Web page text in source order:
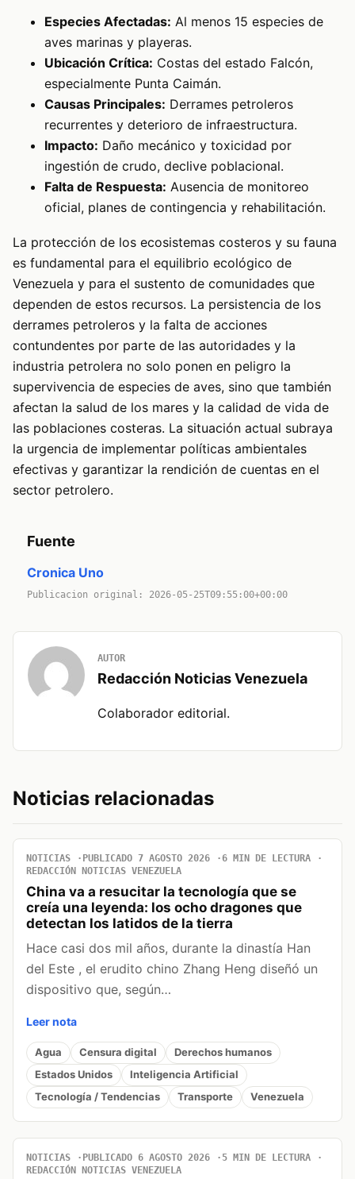
Especies Afectadas: Al menos 15 especies de
aves marinas y playeras.
Ubicación Crítica: Costas del estado Falcón,
especialmente Punta Caimán.
Causas Principales: Derrames petroleros
recurrentes y deterioro de infraestructura.
Impacto: Daño mecánico y toxicidad por
ingestión de crudo, declive poblacional.
Falta de Respuesta: Ausencia de monitoreo
oficial, planes de contingencia y rehabilitación.
La protección de los ecosistemas costeros y su fauna
es fundamental para el equilibrio ecológico de
Venezuela y para el sustento de comunidades que
dependen de estos recursos. La persistencia de los
derrames petroleros y la falta de acciones
contundentes por parte de las autoridades y la
industria petrolera no solo ponen en peligro la
supervivencia de especies de aves, sino que también
afectan la salud de los mares y la calidad de vida de
las poblaciones costeras. La situación actual subraya
la urgencia de implementar políticas ambientales
efectivas y garantizar la rendición de cuentas en el
sector petrolero.
Fuente
Cronica Uno
Publicacion original: 2026-05-25T09:55:00+00:00
AUTOR
Redacción Noticias Venezuela
Colaborador editorial.
Noticias relacionadas
NOTICIAS PUBLICADO 7 AGOSTO 2026
6 MIN DE LECTURA
REDACCIÓN NOTICIAS VENEZUELA
China va a resucitar la tecnología que se
creía una leyenda: los ocho dragones que
detectan los latidos de la tierra
Hace casi dos mil años, durante la dinastía Han
del Este , el erudito chino Zhang Heng diseñó un
dispositivo que, según…
Leer nota
Agua Censura digital
Derechos humanos
Estados Unidos
Inteligencia Artificial
Tecnología / Tendencias
Transporte Venezuela
NOTICIAS PUBLICADO 6 AGOSTO 2026
5 MIN DE LECTURA
REDACCIÓN NOTICIAS VENEZUELA